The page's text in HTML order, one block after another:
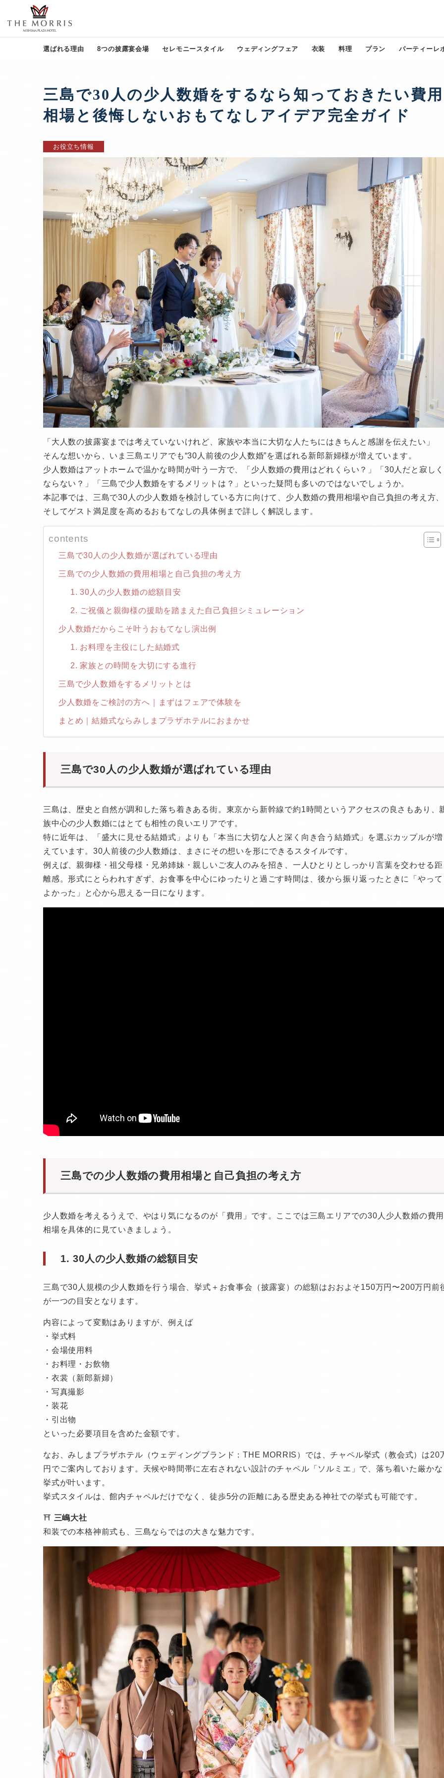
選ばれる理由 8つの披露宴会場 セレモニースタイル ウェディングフェア 衣装 料理 プラン パーティーレ
三島で30人の少人数婚をするなら知っておきたい費用
相場と後悔しないおもてなしアイデア完全ガイド
お役立ち情報
「大人数の披露宴までは考えていないけれど、家族や本当に大切な人たちにはきちんと感謝を伝えたい」
そんな想いから、いま三島エリアでも“30人前後の少人数婚”を選ばれる新郎新婦様が増えています。
少人数婚はアットホームで温かな時間が叶う一方で、「少人数婚の費用はどれくらい？」「30人だと寂しく
ならない？」「三島で少人数婚をするメリットは？」といった疑問も多いのではないでしょうか。
本記事では、三島で30人の少人数婚を検討している方に向けて、少人数婚の費用相場や自己負担の考え方、
そしてゲスト満足度を高めるおもてなしの具体例まで詳しく解説します。
contents
三島で30人の少人数婚が選ばれている理由
三島での少人数婚の費用相場と自己負担の考え方
1. 30人の少人数婚の総額目安
2. ご祝儀と親御様の援助を踏まえた自己負担シミュレーション
少人数婚だからこそ叶うおもてなし演出例
1. お料理を主役にした結婚式
2. 家族との時間を大切にする進行
三島で少人数婚をするメリットとは
少人数婚をご検討の方へ｜まずはフェアで体験を
まとめ｜結婚式ならみしまプラザホテルにおまかせ
三島で30人の少人数婚が選ばれている理由
三島は、歴史と自然が調和した落ち着きある街。東京から新幹線で約1時間というアクセスの良さもあり、
族中心の少人数婚にはとても相性の良いエリアです。
特に近年は、「盛大に見せる結婚式」よりも「本当に大切な人と深く向き合う結婚式」を選ぶカップルが増
えています。30人前後の少人数婚は、まさにその想いを形にできるスタイルです。
例えば、親御様・祖父母様・兄弟姉妹・親しいご友人のみを招き、一人ひとりとしっかり言葉を交わせる距
離感。形式にとらわれすぎず、お食事を中心にゆったりと過ごす時間は、後から振り返ったときに「やって
よかった」と心から思える一日になります。
三島での少人数婚の費用相場と自己負担の考え方
少人数婚を考えるうえで、やはり気になるのが「費用」です。ここでは三島エリアでの30人少人数婚の費用
相場を具体的に見ていきましょう。
1. 30人の少人数婚の総額目安
三島で30人規模の少人数婚を行う場合、挙式＋お食事会（披露宴）の総額はおおよそ150万円〜200万円前
が一つの目安となります。
内容によって変動はありますが、例えば
・挙式料
・会場使用料
・お料理・お飲物
・衣裳（新郎新婦）
・写真撮影
・装花
・引出物
といった必要項目を含めた金額です。
なお、みしまプラザホテル（ウェディングブランド：THE MORRIS）では、チャペル挙式（教会式）は20
円でご案内しております。天候や時間帯に左右されない設計のチャペル「ソルミエ」で、落ち着いた厳かな
挙式が叶います。
挙式スタイルは、館内チャペルだけでなく、徒歩5分の距離にある歴史ある神社での挙式も可能です。
⛩ 三嶋大社
和装での本格神前式も、三島ならではの大きな魅力です。